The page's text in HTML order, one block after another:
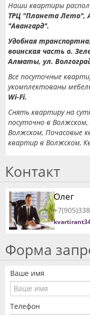
Наши квартиры
ТРЦ "Планета Лето",
"Авангард".
Удобная
воинская часть о.
Алматы, ул.
Все посуточные
укомплектованы
Wi-Fi.
Снять квартиру на
посуточно в
Волжском, Почасовые
квартир в Волжском,
Контакт
Олег
Форма
Ваше имя
Телефон